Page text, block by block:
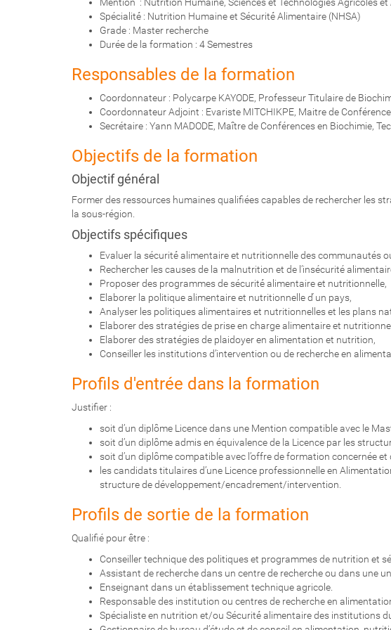
Spécialité́ : Nutrition Humaine et Sécurité́ Alimentaire (NHSA)
Grade : Master recherche
Durée de la formation : 4 Semestres
Responsables de la formation
Coordonnateur : Polycarpe KAYODE, Professeur Titulaire de
Coordonnateur Adjoint : Evariste MITCHIKPE, Maitre de
Secrétaire : Yann MADODE, Maître de Conférences en Biochimie,
Objectifs de la formation
Objectif général
Former des ressources humaines qualifiées capables de rechercher les
la sous-région.
Objectifs spécifiques
Evaluer la sécurité́ alimentaire et nutritionnelle des communautés
Rechercher les causes de la malnutrition et de l’insécurité
Proposer des programmes de sécurité́ alimentaire et nutritionnelle,
Elaborer la politique alimentaire et nutritionnelle d ́un pays,
Analyser les politiques alimentaires et nutritionnelles et les plans
Elaborer des stratégies de prise en charge alimentaire et
Elaborer des stratégies de plaidoyer en alimentation et nutrition,
Conseiller les institutions d’intervention ou de recherche en
Profils d'entrée dans la formation
Justifier :
soit d’un diplôme Licence dans une Mention compatible avec le
soit d’un diplôme admis en équivalence de la Licence par les
soit d’un diplôme compatible avec l’offre de formation concernée
les candidats titulaires d’une Licence professionnelle en
structure de développement/encadrement/intervention.
Profils de sortie de la formation
Qualifié pour être :
Conseiller technique des politiques et programmes de nutrition et
Assistant de recherche dans un centre de recherche ou dans une
Enseignant dans un établissement technique agricole.
Responsable des institution ou centres de recherche en
Spécialiste en nutrition et/ou Sécurité́ alimentaire des institutions